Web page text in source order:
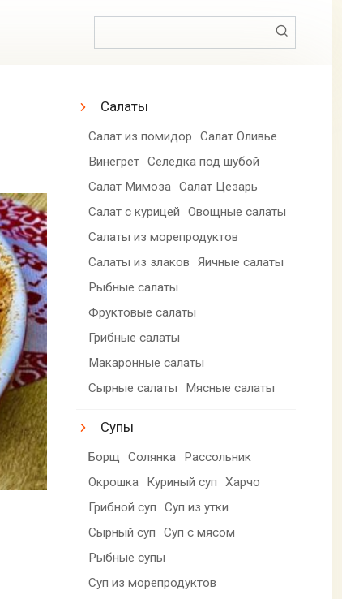
Салаты
Салат из помидор
Салат Оливье
Винегрет Селедка под шубой
Салат Мимоза Салат Цезарь
Салат с курицей
Овощные салаты
Салаты из морепродуктов
Салаты из злаков
Яичные салаты
Рыбные салаты
Фруктовые салаты
Грибные салаты
Макаронные салаты
Сырные салаты
Мясные салаты
Супы
Борщ Солянка
Рассольник
Окрошка
Куриный суп
Харчо
Грибной суп
Суп из утки
Сырный суп
Суп с мясом
Рыбные супы
Суп из морепродуктов